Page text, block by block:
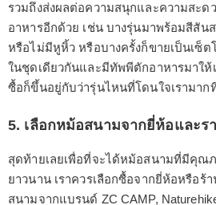
รวมถึงส่งผลต่อความสนุกและความสะด
อาหารอีกด้วย เช่น บางรุ่นมาพร้อมสีสัน
หรือไม่มีหูหิ้ว หรือบางครั้งก็ขายเป็นเซ็
ในชุดเดียวกันและมีทัพพีตักอาหารมาให้
ซื้อก็ขึ้นอยู่กับว่ารุ่นไหนที่โดนใจเรามาก
5. เลือกหม้อสนามจากยี่ห้อและร
สุดท้ายเลยเพื่อที่จะได้หม้อสนามที่มีคุณ
ยาวนาน เราควรเลือกซื้อจากยี่ห้อหรือร้
สนามจากแบรนด์ ZC CAMP,